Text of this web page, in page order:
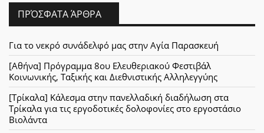
ΠΡΌΣΦΑΤΑ ΆΡΘΡΑ
Για το νεκρό συνάδελφό μας στην Αγία Παρασκευή
[Αθήνα] Πρόγραμμα 8ου Ελευθεριακού Φεστιβάλ
Κοινωνικής, Ταξικής και Διεθνιστικής Αλληλεγγύης
[Τρίκαλα] Κάλεσμα στην πανελλαδική διαδήλωση στα
Τρίκαλα για τις εργοδοτικές δολοφονίες στο εργοστάσιο
Βιολάντα